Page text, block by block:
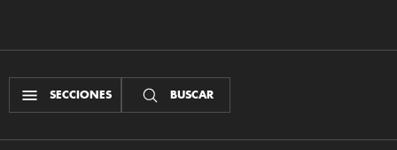
SECCIONES BUSCAR